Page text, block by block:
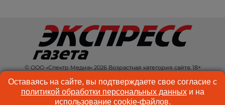
© ООО «Спектр Медиа» 2026 Возрастная категория сайта: 18+
КОНТАКТЫ
РЕКЛАМА
КУКИ-ФАЙЛЫ
ПОЛЬЗОВАТЕЛЬСКОЕ
Оставаясь на сайте, вы подтверждаете свое согласие с
политикой обработки персональных данныхи на
использование cookie-файлов.